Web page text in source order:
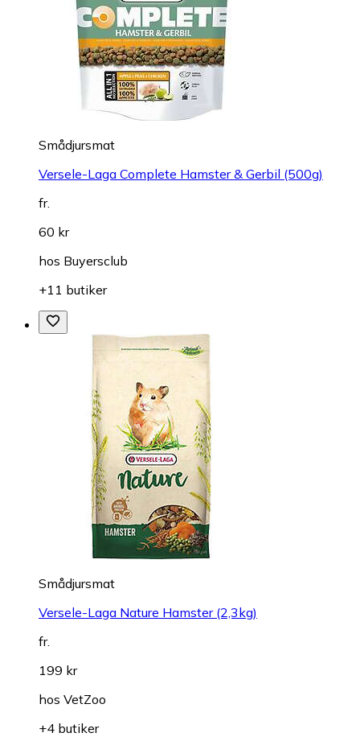
Smådjursmat
Versele-Laga Complete Hamster & Gerbil (500g)
fr.
60 kr
hos Buyersclub
+11 butiker
Smådjursmat
Versele-Laga Nature Hamster (2,3kg)
fr.
199 kr
hos VetZoo
+4 butiker